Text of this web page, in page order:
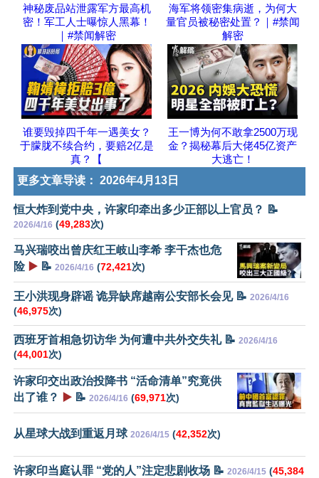
神秘废品站泄露军方最高机
密！军工人士曝惊人黑幕！
｜#禁闻解密
海军将领密集病逝，为何大
量官员被秘密处置？｜#禁闻
解密
谁要毁掉四千年一遇美女？
于朦胧不续合约，要赔2亿是
真？【
王一博为何不敢拿2500万现
金？揭秘幕后大佬45亿资产
大逃亡！
更多文章导读： 2026年4月13日
恒大炸到党中央，许家印牵出多少正部以上官员？ 📝
2026/4/16 (49,283次)
马兴瑞咬出曾庆红王岐山李希 李干杰也危
险 ▶️ 📝 2026/4/16 (72,421次)
王小洪现身辟谣 诡异缺席越南公安部长会见 📝 2026/4/16
(46,975次)
西班牙首相急切访华 为何遭中共外交失礼 📝 2026/4/16
(44,001次)
许家印交出政治投降书 “活命清单”究竟供
出了谁？
▶️ 📝 2026/4/16 (69,971次)
从星球大战到重返月球 2026/4/15 (42,352次)
许家印当庭认罪 “党的人”注定悲剧收场 📝 2026/4/15 (45,384